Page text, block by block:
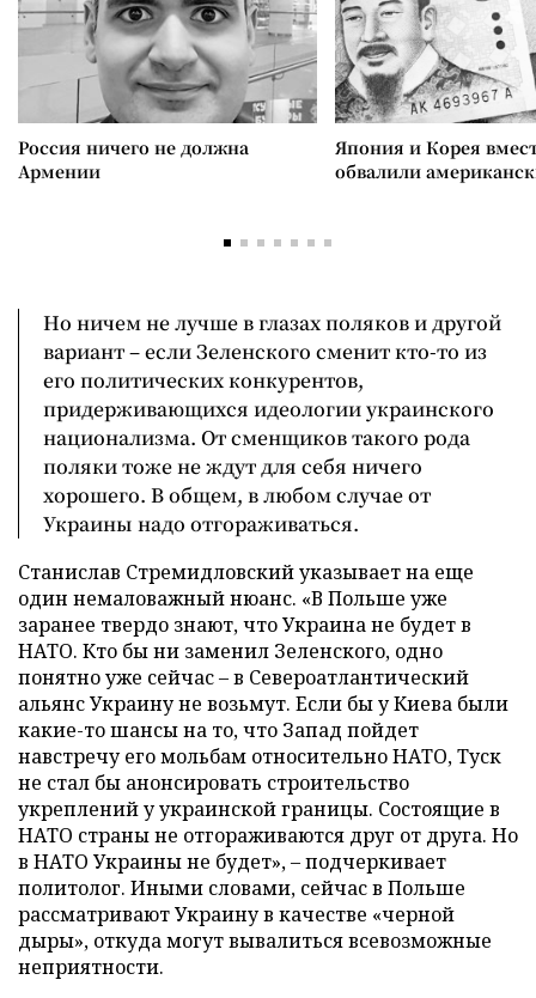
Россия ничего не должна
Армении
Япония и Корея
обвалили
Но ничем не лучше в глазах поляков и другой
вариант – если Зеленского сменит кто-то из
его политических конкурентов,
придерживающихся идеологии украинского
национализма. От сменщиков такого рода
поляки тоже не ждут для себя ничего
хорошего. В общем, в любом случае от
Украины надо отгораживаться.
Станислав Стремидловский указывает на еще
один немаловажный нюанс. «В Польше уже
заранее твердо знают, что Украина не будет в
НАТО. Кто бы ни заменил Зеленского, одно
понятно уже сейчас – в Североатлантический
альянс Украину не возьмут. Если бы у Киева были
какие-то шансы на то, что Запад пойдет
навстречу его мольбам относительно НАТО, Туск
не стал бы анонсировать строительство
укреплений у украинской границы. Состоящие в
НАТО страны не отгораживаются друг от друга. Но
в НАТО Украины не будет», – подчеркивает
политолог. Иными словами, сейчас в Польше
рассматривают Украину в качестве «черной
дыры», откуда могут вывалиться всевозможные
неприятности.